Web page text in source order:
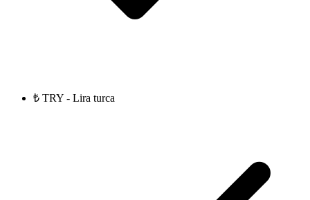
₺ TRY - Lira turca